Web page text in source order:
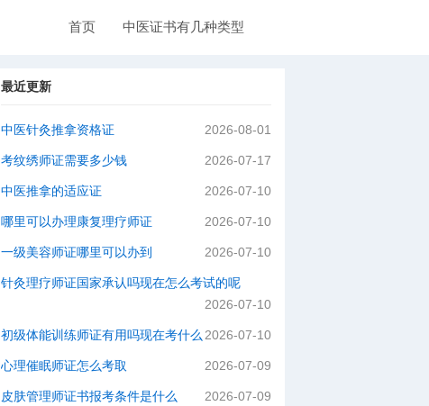
首页 中医证书有几种类型
最近更新
中医针灸推拿资格证 2026-08-01
考纹绣师证需要多少钱 2026-07-17
中医推拿的适应证 2026-07-10
哪里可以办理康复理疗师证 2026-07-10
一级美容师证哪里可以办到 2026-07-10
针灸理疗师证国家承认吗现在怎么考试的呢
2026-07-10
初级体能训练师证有用吗现在考什么 2026-07-10
心理催眠师证怎么考取 2026-07-09
皮肤管理师证书报考条件是什么 2026-07-09